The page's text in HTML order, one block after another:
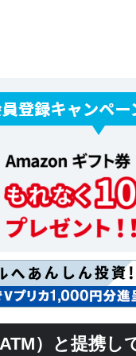
）と提携し